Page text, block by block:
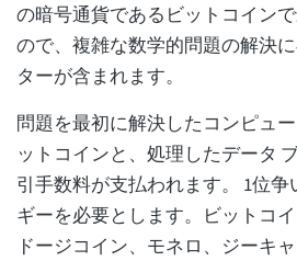
の暗号通貨であるビットコイン
ので、複雑な数学的問題の解決
ターが含まれます。
問題を最初に解決したコンピュ
ットコインと、処理したデータ
引手数料が支払われます。 1位
ギーを必要とします。ビットコイ
ドージコイン、モネロ、ジーキ